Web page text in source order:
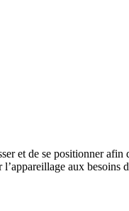
et de se positionner
aux besoins